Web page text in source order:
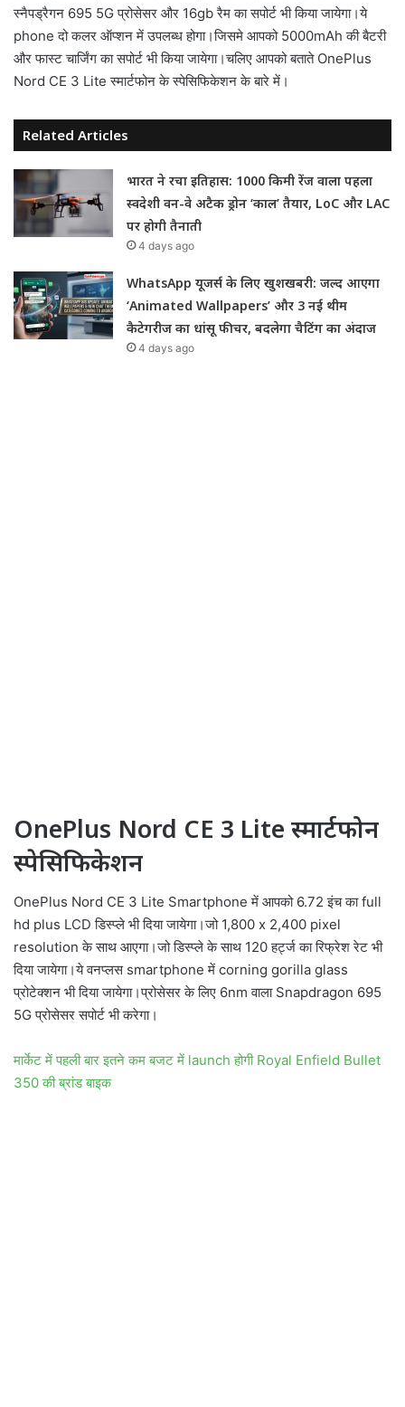
स्नैपड्रैगन 695 5G प्रोसेसर और 16gb रैम का सपोर्ट भी किया जायेगा।ये
phone दो कलर ऑप्शन में उपलब्ध होगा।जिसमे आपको 5000mAh की बैटरी
और फास्ट चार्जिंग का सपोर्ट भी किया जायेगा।चलिए आपको बताते OnePlus
Nord CE 3 Lite स्मार्टफोन के स्पेसिफिकेशन के बारे में।
Related Articles
भारत ने रचा इतिहास: 1000 किमी रेंज वाला पहला
स्वदेशी वन-वे अटैक ड्रोन ‘काल’ तैयार, LoC और LAC
पर होगी तैनाती
4 days ago
WhatsApp यूजर्स के लिए खुशखबरी: जल्द आएगा
‘Animated Wallpapers’ और 3 नई थीम
कैटेगरीज का धांसू फीचर, बदलेगा चैटिंग का अंदाज
4 days ago
OnePlus Nord CE 3 Lite स्मार्टफोन
स्पेसिफिकेशन
OnePlus Nord CE 3 Lite Smartphone में आपको 6.72 इंच का full
hd plus LCD डिस्प्ले भी दिया जायेगा।जो 1,800 x 2,400 pixel
resolution के साथ आएगा।जो डिस्प्ले के साथ 120 हर्ट्ज का रिफ्रेश रेट भी
दिया जायेगा।ये वनप्लस smartphone में corning gorilla glass
प्रोटेक्शन भी दिया जायेगा।प्रोसेसर के लिए 6nm वाला Snapdragon 695
5G प्रोसेसर सपोर्ट भी करेगा।
मार्केट में पहली बार इतने कम बजट में launch होगी Royal Enfield Bullet
350 की ब्रांड बाइक